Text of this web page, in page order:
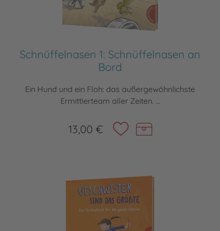
Schnüffelnasen 1: Schnüffelnasen an
Bord
Ein Hund und ein Floh: das außergewöhnlichste
Ermittlerteam aller Zeiten. ...
13,00 €